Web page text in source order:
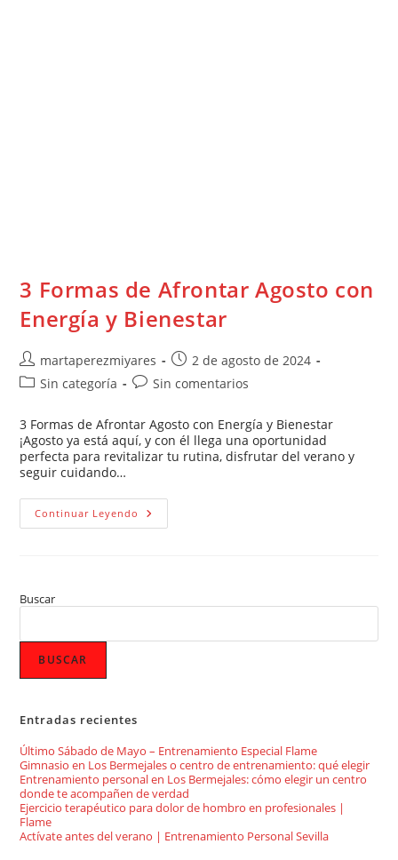
3 Formas de Afrontar Agosto con
Energía y Bienestar
martaperezmiyares
2 de agosto de 2024
Sin categoría
Sin comentarios
3 Formas de Afrontar Agosto con Energía y Bienestar
¡Agosto ya está aquí, y con él llega una oportunidad
perfecta para revitalizar tu rutina, disfrutar del verano y
seguir cuidando…
Continuar Leyendo
Buscar
BUSCAR
Entradas recientes
Último Sábado de Mayo – Entrenamiento Especial Flame
Gimnasio en Los Bermejales o centro de entrenamiento: qué elegir
Entrenamiento personal en Los Bermejales: cómo elegir un centro
donde te acompañen de verdad
Ejercicio terapéutico para dolor de hombro en profesionales |
Flame
Actívate antes del verano | Entrenamiento Personal Sevilla